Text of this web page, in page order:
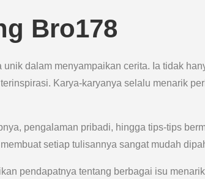
Bro178
dalam menyampaikan cerita. Ia tidak
Karya-karyanya selalu menarik
pengalaman pribadi, hingga tips-tips
setiap tulisannya sangat mudah
pendapatnya tentang berbagai isu